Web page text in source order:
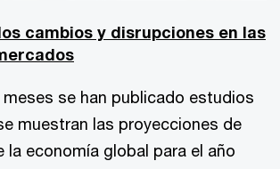
cambios y disrupciones en las
se han publicado estudios
muestran las proyecciones de
la economía global para el año